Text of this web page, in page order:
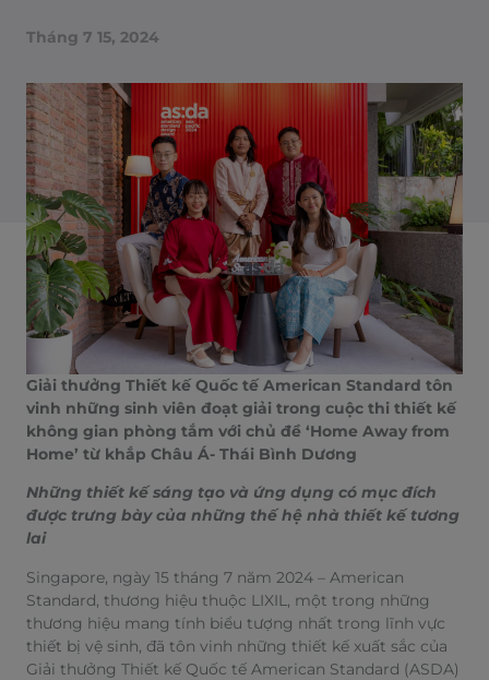
Tháng 7 15, 2024
Giải thưởng Thiết kế Quốc tế American Standard tôn
vinh những sinh viên đoạt giải trong cuộc thi thiết kế
không gian phòng tắm với chủ đề ‘Home Away from
Home’ từ khắp Châu Á- Thái Bình Dương
Những thiết kế sáng tạo và ứng dụng có mục đích
được trưng bày của những thế hệ nhà thiết kế tương
lai
Singapore, ngày 15 tháng 7 năm 2024 – American
Standard, thương hiệu thuộc LIXIL, một trong những
thương hiệu mang tính biểu tượng nhất trong lĩnh vực
thiết bị vệ sinh, đã tôn vinh những thiết kế xuất sắc của
Giải thưởng Thiết kế Quốc tế American Standard (ASDA)